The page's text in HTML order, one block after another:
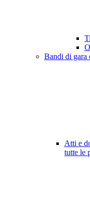
Bandi di gara
Atti e
tutte le